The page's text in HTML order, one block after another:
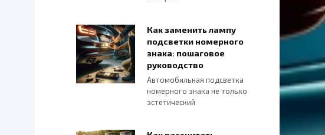
Как заменить лампу
подсветки номерного
знака: пошаговое
руководство
Автомобильная подсветка
номерного знака не только
эстетический